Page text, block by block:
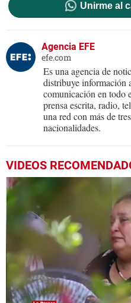
Unirme al
Agencia EFE
efe.com
Es una agencia de
distribuye información
comunicación en todo
prensa escrita, radio,
una red con más de
nacionalidades.
VIDEOS